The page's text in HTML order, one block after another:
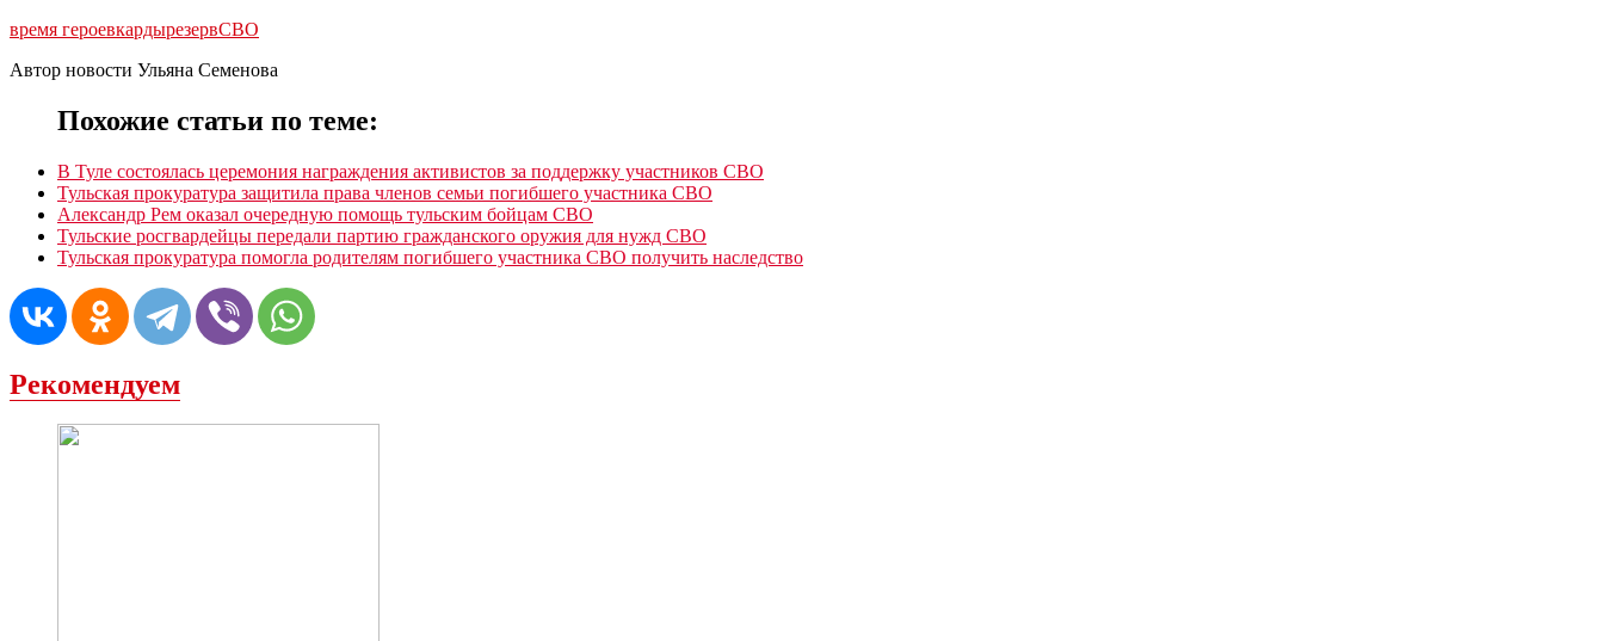
время героевкардырезервСВО
Автор новости Ульяна Семенова
Похожие статьи по теме:
В Туле состоялась церемония награждения активистов за поддержку участников СВО
Тульская прокуратура защитила права членов семьи погибшего участника СВО
Александр Рем оказал очередную помощь тульским бойцам СВО
Тульские росгвардейцы передали партию гражданского оружия для нужд СВО
Тульская прокуратура помогла родителям погибшего участника СВО получить наследство
Рекомендуем